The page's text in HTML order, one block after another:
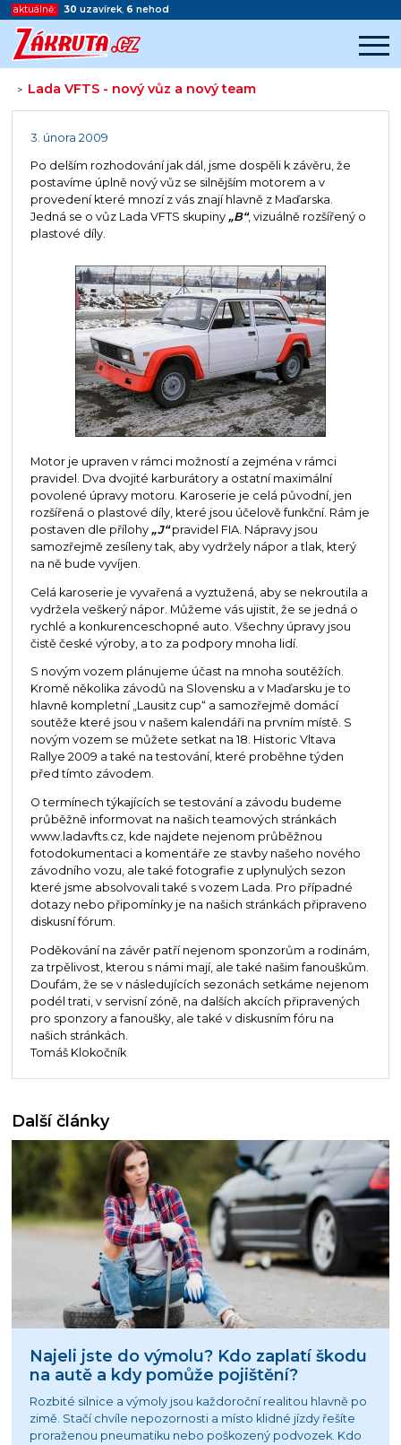
aktuálně: 30 uzavírek, 6 nehod
> Lada VFTS - nový vůz a nový team
Začátek reklamy
3. února 2009
Po delším rozhodování jak dál, jsme dospěli k závěru, že
postavíme úplně nový vůz se silnějším motorem a v
provedení které mnozí z vás znají hlavně z Maďarska.
Jedná se o vůz Lada VFTS skupiny „B“, vizuálně rozšířený o
plastové díly.
Motor je upraven v rámci možností a zejména v rámci
pravidel. Dva dvojité karburátory a ostatní maximální
povolené úpravy motoru. Karoserie je celá původní, jen
rozšířená o plastové díly, které jsou účelově funkční. Rám je
postaven dle přílohy „J“pravidel FIA. Nápravy jsou
samozřejmě zesíleny tak, aby vydržely nápor a tlak, který
na ně bude vyvíjen.
Celá karoserie je vyvařená a vyztužená, aby se nekroutila a
vydržela veškerý nápor. Můžeme vás ujistit, že se jedná o
rychlé a konkurenceschopné auto. Všechny úpravy jsou
čistě české výroby, a to za podpory mnoha lidí.
S novým vozem plánujeme účast na mnoha soutěžích.
Kromě několika závodů na Slovensku a v Maďarsku je to
hlavně kompletní „Lausitz cup“ a samozřejmě domácí
soutěže které jsou v našem kalendáři na prvním místě. S
novým vozem se můžete setkat na 18. Historic Vltava
Rallye 2009 a také na testování, které proběhne týden
před tímto závodem.
O termínech týkajících se testování a závodu budeme
průběžně informovat na našich teamových stránkách
www.ladavfts.cz, kde najdete nejenom průběžnou
fotodokumentaci a komentáře ze stavby našeho nového
závodního vozu, ale také fotografie z uplynulých sezon
které jsme absolvovali také s vozem Lada. Pro případné
dotazy nebo připomínky je na našich stránkách připraveno
diskusní fórum.
Poděkování na závěr patří nejenom sponzorům a rodinám,
za trpělivost, kterou s námi mají, ale také našim fanouškům.
Doufám, že se v následujících sezonách setkáme nejenom
podél trati, v servisní zóně, na dalších akcích připravených
pro sponzory a fanoušky, ale také v diskusním fóru na
našich stránkách.
Tomáš Klokočník
Další články
Najeli jste do výmolu? Kdo zaplatí škodu
na autě a kdy pomůže pojištění?
Rozbité silnice a výmoly jsou každoroční realitou hlavně po
zimě. Stačí chvíle nepozornosti a místo klidné jízdy řešíte
proraženou pneumatiku nebo poškozený podvozek. Kdo